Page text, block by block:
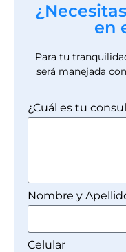
en
Para tu
será manejada
¿Cuál es tu
Nombre y
Celular